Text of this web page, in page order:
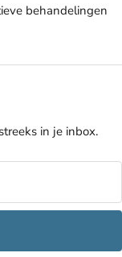
behandelingen
in je inbox.